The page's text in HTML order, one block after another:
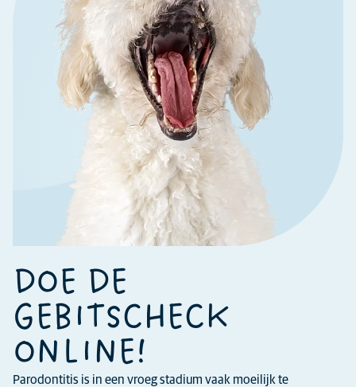
DOE DE
GEBITSCHECK
ONLINE!
Parodontitis is in een vroeg stadium vaak moeilijk te